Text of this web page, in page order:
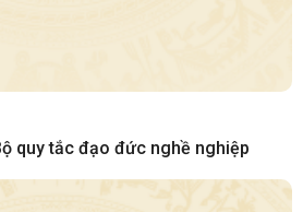
quy tắc đạo đức nghề nghiệp